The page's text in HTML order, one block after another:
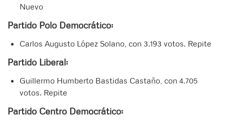
Nuevo
Partido Polo Democrático:
Carlos Augusto López Solano, con 3.193 votos. Repite
Partido Liberal:
Guillermo Humberto Bastidas Castaño, con 4.705
votos. Repite
Partido Centro Democrático: